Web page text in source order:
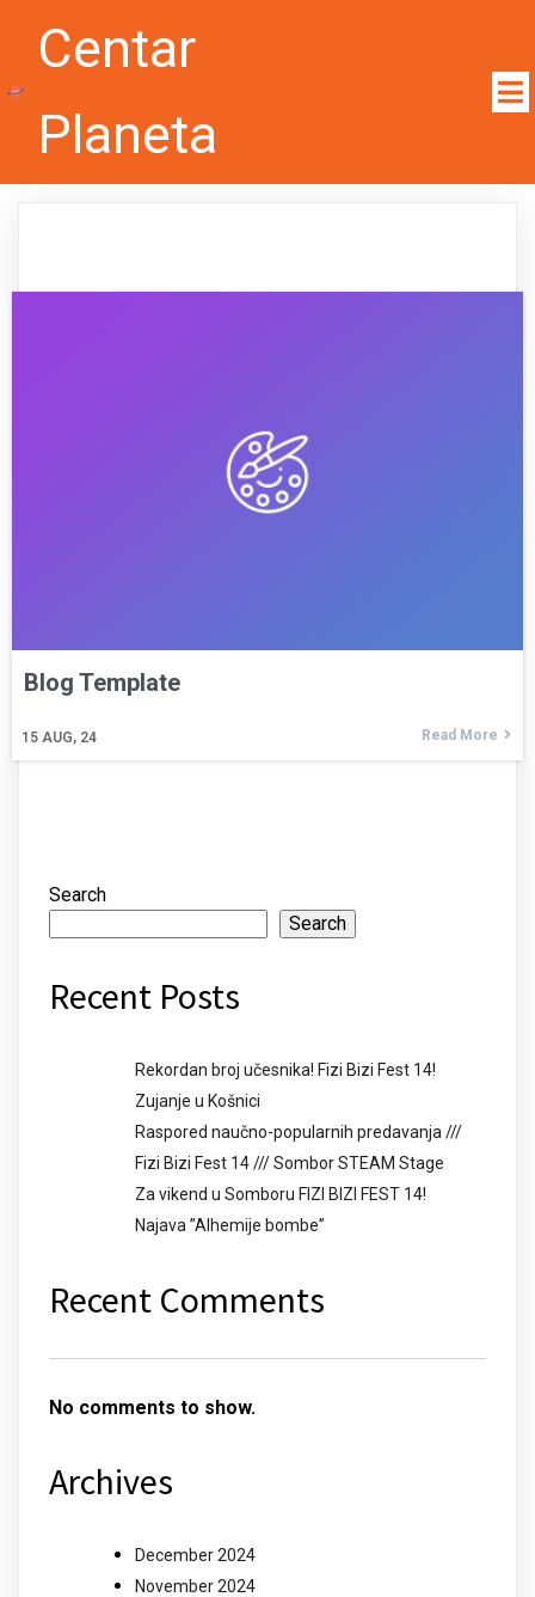
Centar
Planeta
Blog Template
15 AUG, 24 Read More
Search
Search
Recent Posts
Rekordan broj učesnika! Fizi Bizi Fest 14!
Zujanje u Košnici
Raspored naučno-popularnih predavanja ///
Fizi Bizi Fest 14 /// Sombor STEAM Stage
Za vikend u Somboru FIZI BIZI FEST 14!
Najava ”Alhemije bombe”
Recent Comments
No comments to show.
Archives
December 2024
November 2024